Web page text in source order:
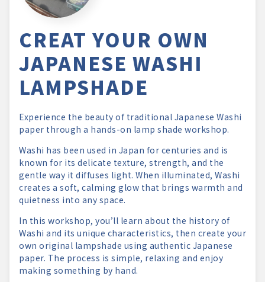
CREAT YOUR OWN
JAPANESE WASHI
LAMPSHADE
Experience the beauty of traditional Japanese Washi
paper through a hands-on lamp shade workshop.
Washi has been used in Japan for centuries and is
known for its delicate texture, strength, and the
gentle way it diffuses light. When illuminated, Washi
creates a soft, calming glow that brings warmth and
quietness into any space.
In this workshop, you’ll learn about the history of
Washi and its unique characteristics, then create your
own original lampshade using authentic Japanese
paper. The process is simple, relaxing and enjoy
making something by hand.